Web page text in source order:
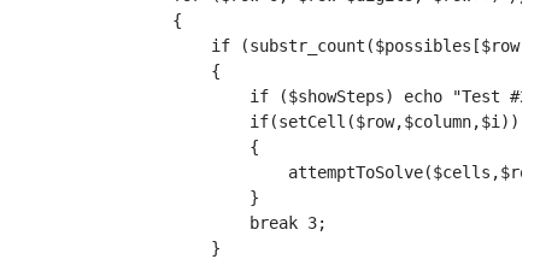
{
if
{
if ($showSteps) echo "Test #2-COLUMN
if(setCell($row,$column,$i))
{
}
break 3;
}